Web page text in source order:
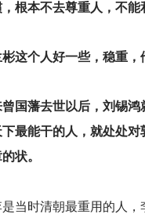
根本不去尊重人，不能
彬这个人好一些，稳重
曾国藩去世以后，刘锡
最能干的人，就处处
状。
当时清朝最重用的人